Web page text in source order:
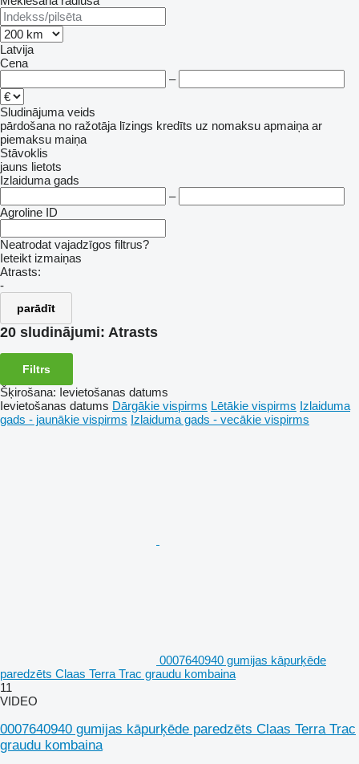
Latvija
Cena
–
Sludinājuma veids
pārdošana no ražotāja līzings kredīts uz nomaksu apmaiņa ar
piemaksu maiņa
Stāvoklis
jauns lietots
Izlaiduma gads
–
Agroline ID
Neatrodat vajadzīgos filtrus?
Ieteikt izmaiņas
Atrasts:
-
parādīt
20 sludinājumi: Atrasts
Filtrs
Šķirošana: Ievietošanas datums
Ievietošanas datums Dārgākie vispirms Lētākie vispirms Izlaiduma
gads - jaunākie vispirms Izlaiduma gads - vecākie vispirms
0007640940 gumijas kāpurķēde
paredzēts Claas Terra Trac graudu kombaina
11
VIDEO
0007640940 gumijas kāpurķēde paredzēts Claas Terra Trac
graudu kombaina